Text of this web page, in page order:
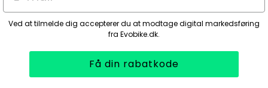
Ved at tilmelde dig accepterer du at modtage digital markedsføring
fra Evobike.dk.
Få din rabatkode